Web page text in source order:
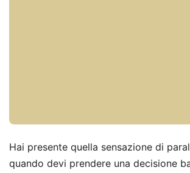
Hai presente quella sensazione di
quando devi prendere una decisione